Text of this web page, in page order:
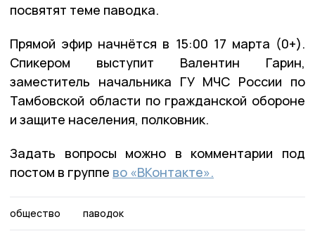
посвятят теме паводка.
Прямой эфир начнётся в 15:00 17 марта (0+).
Спикером выступит Валентин Гарин,
заместитель начальника ГУ МЧС России по
Тамбовской области по гражданской обороне
и защите населения, полковник.
Задать вопросы можно в комментарии под
постом в группе во «ВКонтакте».
общество паводок